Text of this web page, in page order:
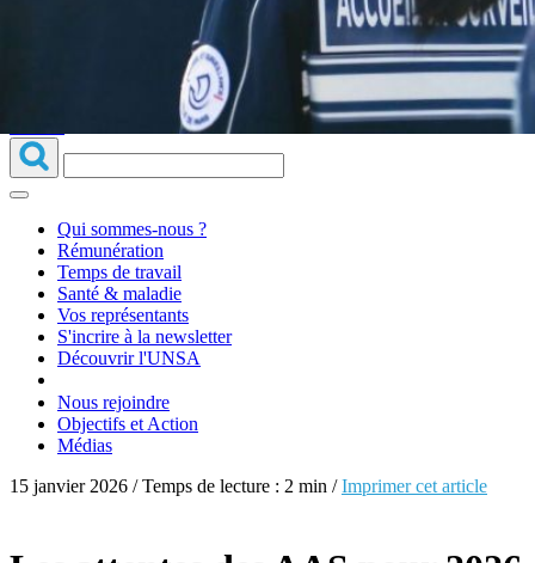
Qui sommes-nous ?
Rémunération
Temps de travail
Santé & maladie
Vos représentants
S'incrire à la newsletter
Découvrir l'UNSA
Nous rejoindre
Objectifs et Action
Médias
15 janvier 2026 / Temps de lecture : 2 min /Imprimer cet article